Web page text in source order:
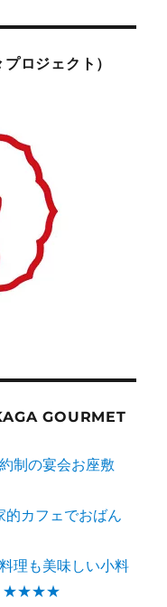
ロジェクト）
GOURMET
制の宴会お座敷
的カフェでおばん
理も美味しい小料
★★★★